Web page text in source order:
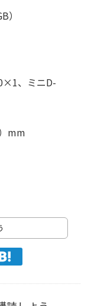
）
、ミニD-
mm